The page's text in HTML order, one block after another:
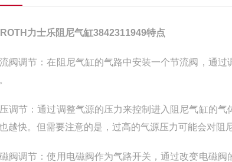
力士乐阻尼气缸3842311949特点
阀调节：在阻尼气缸的气路中安装一个节流阀，通
调节：通过调整气源的压力来控制进入阻尼气缸的
越快。但需要注意的是，过高的气源压力可能会对阻
阀调节：使用电磁阀作为气路开关，通过改变电磁